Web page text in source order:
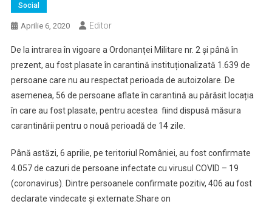
Social
Aprilie 6, 2020 Editor
De la intrarea în vigoare a Ordonanței Militare nr. 2 și până în
prezent, au fost plasate în carantină instituționalizată 1.639 de
persoane care nu au respectat perioada de autoizolare. De
asemenea, 56 de persoane aflate în carantină au părăsit locația
în care au fost plasate, pentru acestea fiind dispusă măsura
carantinării pentru o nouă perioadă de 14 zile.
Până astăzi, 6 aprilie, pe teritoriul României, au fost confirmate
4.057 de cazuri de persoane infectate cu virusul COVID – 19
(coronavirus). Dintre persoanele confirmate pozitiv, 406 au fost
declarate vindecate și externate.Share on